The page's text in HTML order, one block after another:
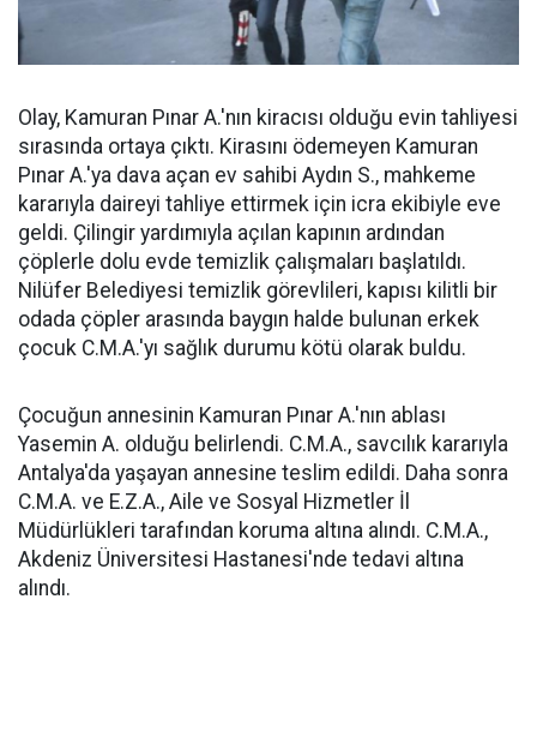
Olay, Kamuran Pınar A.'nın kiracısı olduğu evin tahliyesi
sırasında ortaya çıktı. Kirasını ödemeyen Kamuran
Pınar A.'ya dava açan ev sahibi Aydın S., mahkeme
kararıyla daireyi tahliye ettirmek için icra ekibiyle eve
geldi. Çilingir yardımıyla açılan kapının ardından
çöplerle dolu evde temizlik çalışmaları başlatıldı.
Nilüfer Belediyesi temizlik görevlileri, kapısı kilitli bir
odada çöpler arasında baygın halde bulunan erkek
çocuk C.M.A.'yı sağlık durumu kötü olarak buldu.
Çocuğun annesinin Kamuran Pınar A.'nın ablası
Yasemin A. olduğu belirlendi. C.M.A., savcılık kararıyla
Antalya'da yaşayan annesine teslim edildi. Daha sonra
C.M.A. ve E.Z.A., Aile ve Sosyal Hizmetler İl
Müdürlükleri tarafından koruma altına alındı. C.M.A.,
Akdeniz Üniversitesi Hastanesi'nde tedavi altına
alındı.